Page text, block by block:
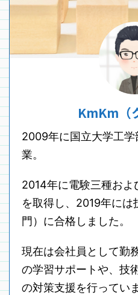
KmKm（
2009年に国立大学工
業。
2014年に電験三種およ
を取得し、2019年には
門）に合格しました。
現在は会社員として勤
の学習サポートや、技
の対策支援を行ってい